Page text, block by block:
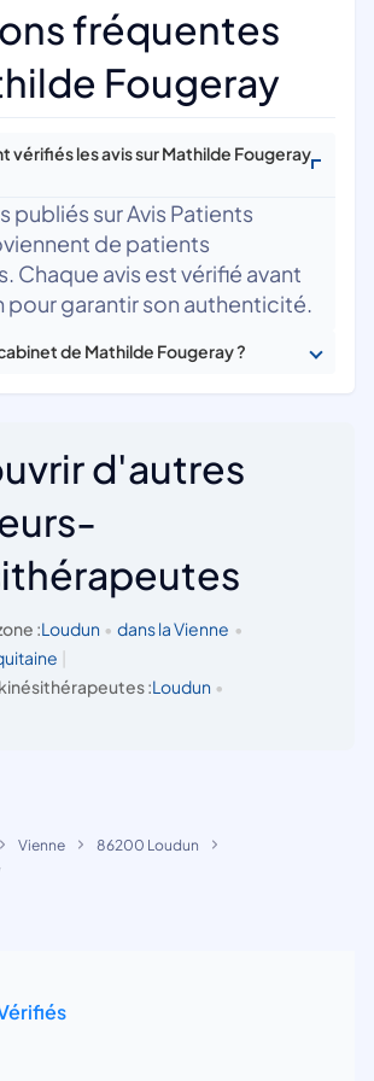
fréquentes
Fougeray
vérifiés les avis sur Mathilde Fougeray
publiés sur Avis Patients
de patients
Chaque avis est vérifié avant
garantir son authenticité.
de Mathilde Fougeray ?
d'autres
:Loudun • dans la Vienne •
:Loudun •
Vienne 86200 Loudun